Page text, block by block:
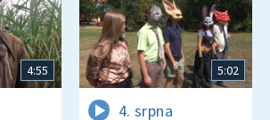
4:55 5:02
4. srpna